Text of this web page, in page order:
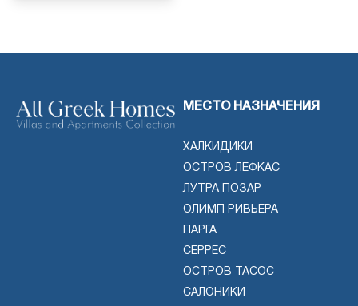
МЕСТО НАЗНАЧЕНИЯ
ХАЛКИДИКИ
ОСТРОВ ЛЕФКАС
ЛУТРА ПОЗАР
ОЛИМП РИВЬЕРА
ПАРГА
СЕРРЕС
ОСТРОВ ТАСОС
САЛОНИКИ